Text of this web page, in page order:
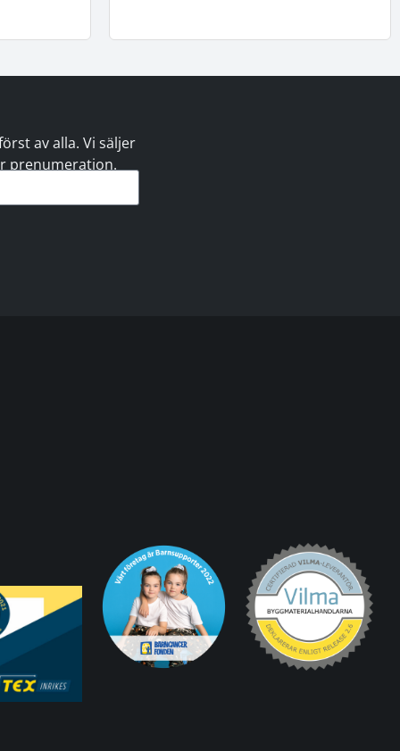
av alla. Vi säljer
prenumeration.